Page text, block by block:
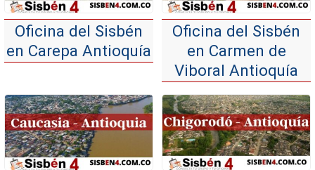
Oficina del Sisbén
en Carepa Antioquía
Oficina del Sisbén
en Carmen de
Viboral Antioquía